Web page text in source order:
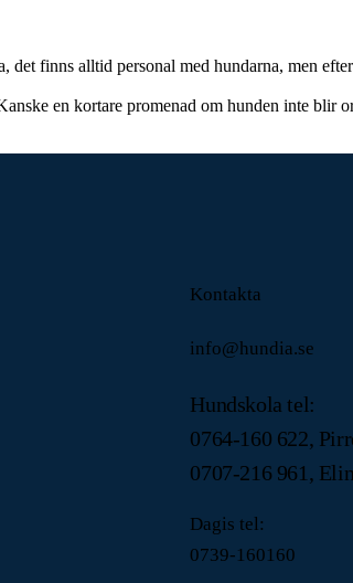
finns alltid personal med hundarna, men
en kortare promenad om hunden inte blir
Kontakta
info@hundia.se
Hundskola tel:
0764-160 622,
0707-216 961, Elin
Dagis tel:
0739-160160